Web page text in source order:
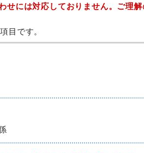
には対応しておりません。ご理
目です。